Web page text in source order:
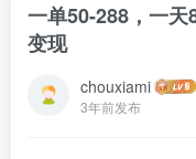
一单50-288，一
变现
chouxiami
3年前发布